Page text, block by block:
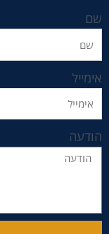
שם
אימייל
הודעה